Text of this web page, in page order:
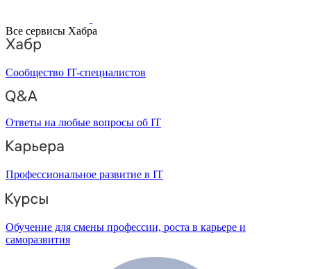
Все сервисы Хабра
Сообщество IT-специалистов
Ответы на любые вопросы об IT
Профессиональное развитие в IT
Обучение для смены профессии, роста в карьере и
саморазвития